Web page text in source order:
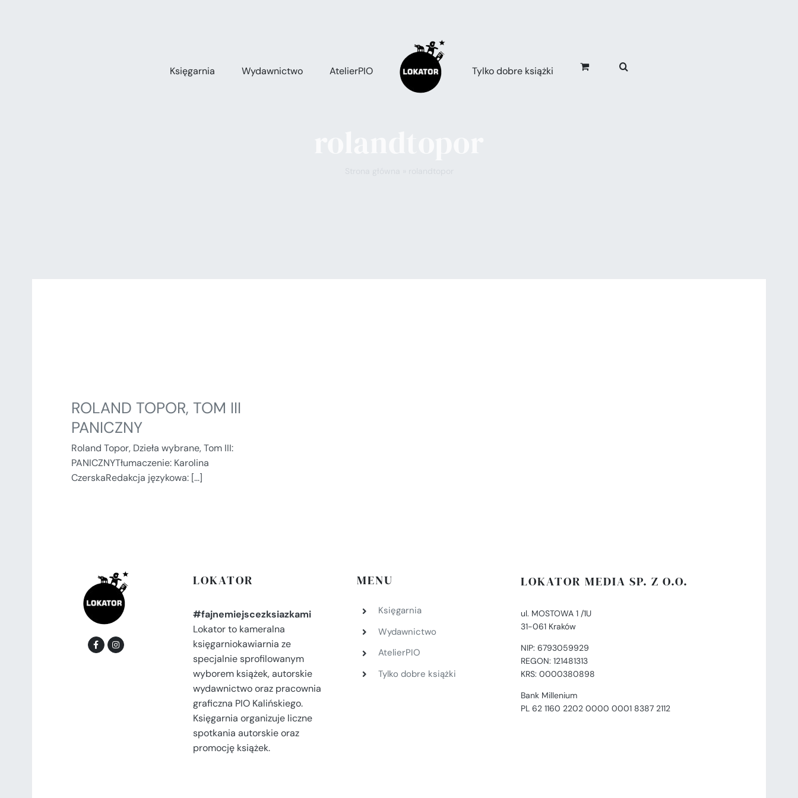
Księgarnia
Wydawnictwo AtelierPIO Tylko dobre książki
ROLAND TOPOR, TOM III
PANICZNY
Roland Topor, Dzieła wybrane, Tom III:
PANICZNYTłumaczenie: Karolina
CzerskaRedakcja językowa: [...]
LOKATOR
#fajnemiejscezksiazkami
Lokator to kameralna
księgarniokawiarnia ze
specjalnie sprofilowanym
wyborem książek, autorskie
wydawnictwo oraz pracownia
graficzna PIO Kalińskiego.
Księgarnia organizuje liczne
spotkania autorskie oraz
promocję książek.
MENU
Księgarnia
Wydawnictwo
AtelierPIO
Tylko dobre książki
LOKATOR MEDIA SP. Z O.O.
ul. MOSTOWA 1 /1U
31-061 Kraków
NIP: 6793059929
REGON: 121481313
KRS: 0000380898
Bank Millenium
PL 62 1160 2202 0000 0001 8387 2112